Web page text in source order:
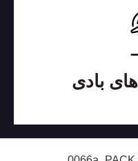
بادی
استفاده از روان کننده
دهید.